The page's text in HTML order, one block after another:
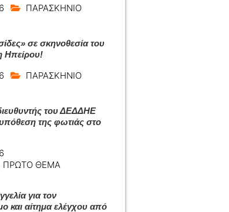
ΠΑΡΑΣΚΗΝΙΟ
σε σκηνοθεσία του
Ηπείρου!
ΠΑΡΑΣΚΗΝΙΟ
του ΔΕΔΔΗΕ
της φωτιάς στο
ΠΡΩΤΟ ΘΕΜΑ
για τον
και αίτημα ελέγχου από